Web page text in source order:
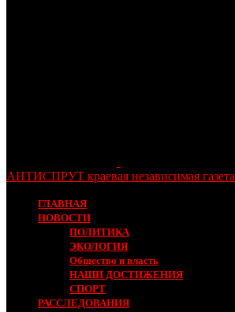
АНТИСПРУТ краевая независимая газета
ГЛАВНАЯ
НОВОСТИ
ПОЛИТИКА
ЭКОЛОГИЯ
Общество и власть
НАШИ ДОСТИЖЕНИЯ
СПОРТ
РАССЛЕДОВАНИЯ